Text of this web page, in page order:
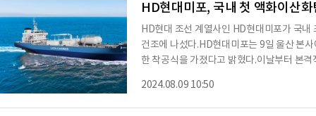
동기
HD현대미포, 국내 첫 액화이산
HD현대 조선 계열사인 HD현대미포가 국
건조에 나섰다.HD현대미포는 9일 울산 본
한 착공식을 가졌다고 밝혔다.이날부터 본
척 중 첫 번째 선박으로, 현재까지 전 세계
이 159.9m, 너비 27.4m, 높이 17.8m의 제
2024.08.09 10:50